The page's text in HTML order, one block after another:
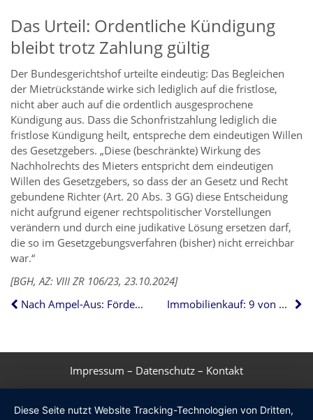
Das Urteil: Ordentliche Kündigung
bleibt trotz Zahlung gültig
Der Bundesgerichtshof urteilte eindeutig: Das Begleichen
der Mietrückstände wirke sich lediglich auf die fristlose,
nicht aber auch auf die ordentlich ausgesprochene
Kündigung aus. Dass die Schonfristzahlung lediglich die
fristlose Kündigung heilt, entspreche dem eindeutigen Willen
des Gesetzgebers. „Diese (beschränkte) Wirkung des
Nachholrechts des Mieters entspricht dem eindeutigen
Willen des Gesetzgebers, so dass der an Gesetz und Recht
gebundene Richter (Art. 20 Abs. 3 GG) diese Entscheidung
nicht aufgrund eigener rechtspolitischer Vorstellungen
verändern und durch eine judikative Lösung ersetzen darf,
die so im Gesetzgebungsverfahren (bisher) nicht erreichbar
war.“
[BGH, AZ: VIII ZR 106/23, 23.10.2024]
Nach Ampel-Aus: Fördermittel jetzt sichern
Immobilienkauf: 9 von 10 Käufern achten stark auf Energieeffizienzklasse
Impressum – Datenschutz – Kontakt
Diese Seite nutzt Website Tracking-Technologien von Dritten,